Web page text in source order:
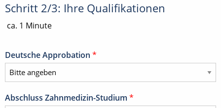
Schritt 2/3: Ihre Qualifikationen
ca. 1 Minute
Deutsche Approbation *
Abschluss Zahnmedizin-Studium *